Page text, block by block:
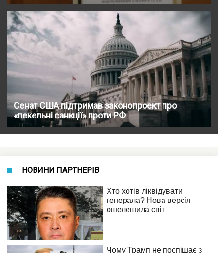
Сенат США підтримав законопроект про
«пекельні санкції» проти РФ
НОВИНИ ПАРТНЕРІВ